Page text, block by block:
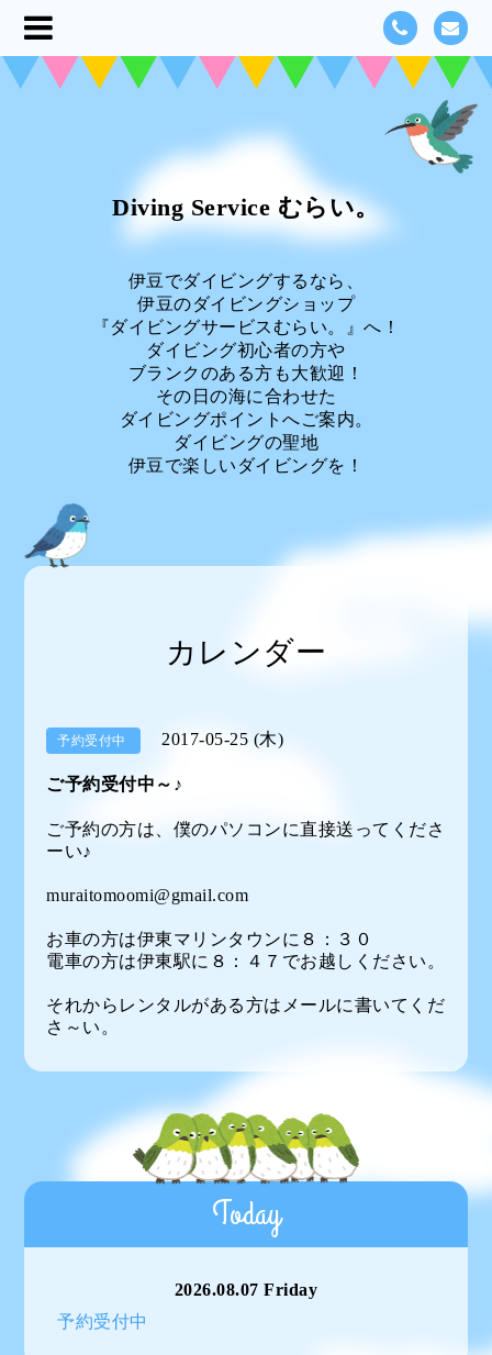
Diving Service むらい。
伊豆でダイビングするなら、
伊豆のダイビングショップ
『ダイビングサービスむらい。』へ！
ダイビング初心者の方や
ブランクのある方も大歓迎！
その日の海に合わせた
ダイビングポイントへご案内。
ダイビングの聖地
伊豆で楽しいダイビングを！
カレンダー
予約受付中 2017-05-25 (木)
ご予約受付中～♪
ご予約の方は、僕のパソコンに直接送ってくださ
ーい♪
muraitomoomi@gmail.com
お車の方は伊東マリンタウンに８：３０
電車の方は伊東駅に８：４７でお越しください。
それからレンタルがある方はメールに書いてくだ
さ～い。
Today
2026.08.07 Friday
予約受付中